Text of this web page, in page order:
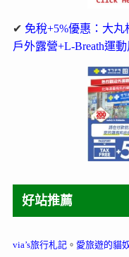
✔ 免稅+5%優惠：大
戶外露營+L-Breath運
好站推薦
via’s旅行札記。 愛旅遊的貓